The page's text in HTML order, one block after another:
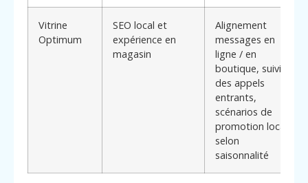
Vitrine
Optimum
SEO local et
expérience en
magasin
Alignement
messages en
ligne / en
boutique, suivi
des appels
entrants,
scénarios de
promotion locale
selon
saisonnalité